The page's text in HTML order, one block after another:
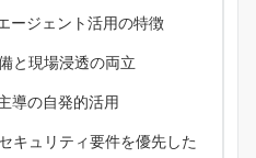
ージェント活用の特徴
と現場浸透の両立
導の自発的活用
キュリティ要件を優先した